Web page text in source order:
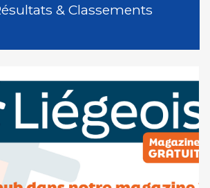
& Classements